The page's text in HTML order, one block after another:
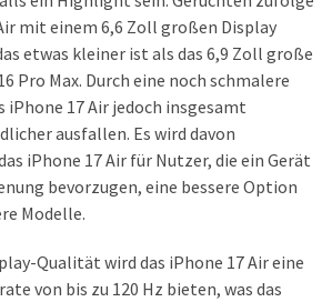
mit einem 6,6 Zoll großen Display
etwas kleiner ist als das 6,9 Zoll große
Pro Max. Durch eine noch schmalere
iPhone 17 Air jedoch insgesamt
ausfallen. Es wird davon
iPhone 17 Air für Nutzer, die ein Gerät
bevorzugen, eine bessere Option
Modelle.
Qualität wird das iPhone 17 Air eine
von bis zu 120 Hz bieten, was das